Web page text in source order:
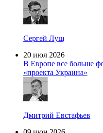
Сергей Лущ
20 июл 2026
В Европе все больше
«проекта Украина»
Дмитрий Евстафьев